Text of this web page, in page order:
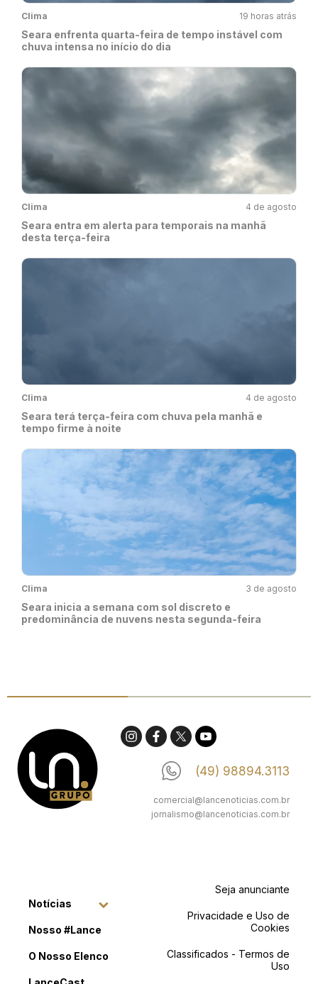
Clima 19 horas atrás
Seara enfrenta quarta-feira de tempo instável com
chuva intensa no início do dia
Clima 4 de agosto
Seara entra em alerta para temporais na manhã
desta terça-feira
Clima 4 de agosto
Seara terá terça-feira com chuva pela manhã e
tempo firme à noite
Clima 3 de agosto
Seara inicia a semana com sol discreto e
predominância de nuvens nesta segunda-feira
(49) 98894.3113
comercial@lancenoticias.com.br
jornalismo@lancenoticias.com.br
Notícias
Nosso #Lance
O Nosso Elenco
Seja anunciante
Privacidade e Uso de
Cookies
Classificados - Termos de
Uso